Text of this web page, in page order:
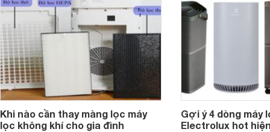
Khi nào cần thay màng lọc máy
lọc không khí cho gia đình
Gợi ý 4 dòng máy
Electrolux hot